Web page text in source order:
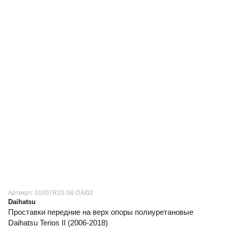
Артикул: 01007R20-S8-DAI02
Daihatsu
Проставки передние на верх опоры полиуретановые
Daihatsu Terios II (2006-2018)